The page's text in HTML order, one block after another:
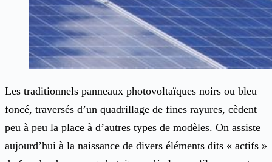
Les traditionnels panneaux photovoltaïques noirs ou bleu
foncé, traversés d’un quadrillage de fines rayures, cèdent
peu à peu la place à d’autres types de modèles. On assiste
aujourd’hui à la naissance de divers éléments dits « actifs »